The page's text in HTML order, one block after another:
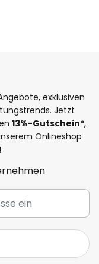
exklusiven
Jetzt
13%-Gutschein*,
Onlineshop